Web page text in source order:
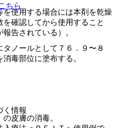
使用する場合には本剤を乾燥
確認してから使用すること
告されている）。
く情報
ちら
ノールとして７６．９〜８
毒部位に塗布する。
皮膚の消毒。